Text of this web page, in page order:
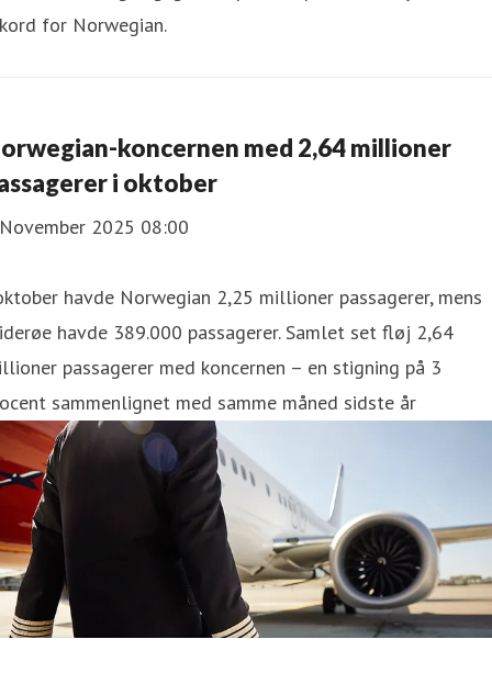
for Norwegian.
koncernen med 2,64 millioner
i oktober
2025 08:00
havde Norwegian 2,25 millioner passagerer, mens
havde 389.000 passagerer. Samlet set fløj 2,64
passagerer med koncernen – en stigning på 3
sammenlignet med samme måned sidste år